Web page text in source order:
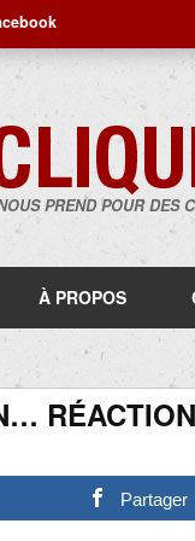
PREND POUR DES
À PROPOS
Partager